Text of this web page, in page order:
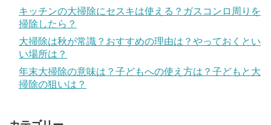
キッチンの大掃除にセスキは使える？ガスコンロ周りを
掃除したら？
大掃除は秋が常識？おすすめの理由は？やっておくとい
い場所は？
年末大掃除の意味は？子どもへの使え方は？子どもと大
掃除の狙いは？